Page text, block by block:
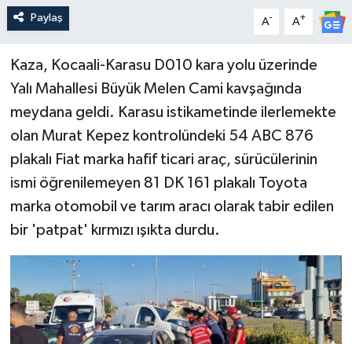
Paylaş A- A+
Kaza, Kocaali-Karasu D010 kara yolu üzerinde
Yalı Mahallesi Büyük Melen Cami kavşağında
meydana geldi. Karasu istikametinde ilerlemekte
olan Murat Kepez kontrolündeki 54 ABC 876
plakalı Fiat marka hafif ticari araç, sürücülerinin
ismi öğrenilemeyen 81 DK 161 plakalı Toyota
marka otomobil ve tarım aracı olarak tabir edilen
bir 'patpat' kırmızı ışıkta durdu.